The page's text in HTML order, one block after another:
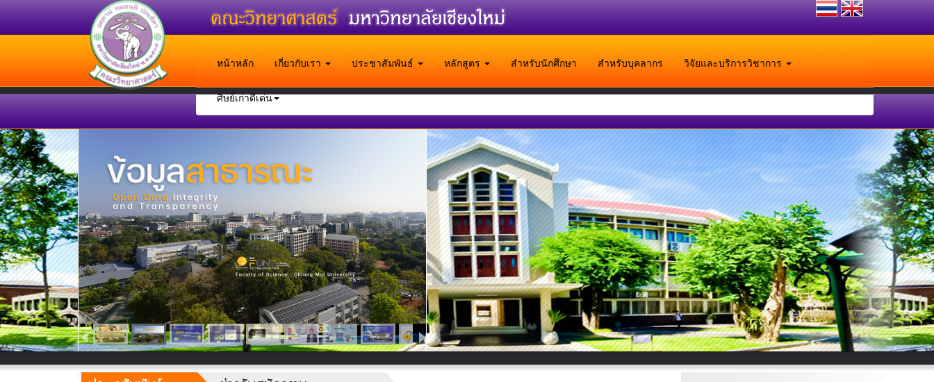
หน้าหลัก เกี่ยวกับเรา ประชาสัมพันธ์ หลักสูตร สำหรับนักศึกษา สำหรับบุคลากร วิจัยและบริการวิชาการ
ศิษย์เก่าดีเด่น